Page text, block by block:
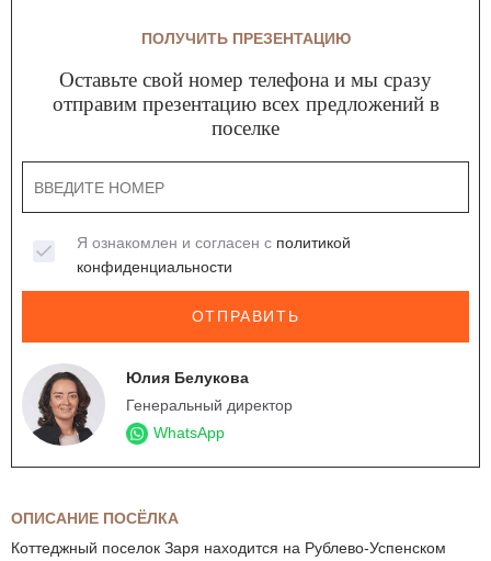
ПОЛУЧИТЬ ПРЕЗЕНТАЦИЮ
Оставьте свой номер телефона и мы сразу
отправим презентацию всех предложений в
поселке
Я ознакомлен и согласен с политикой
конфиденциальности
ОТПРАВИТЬ
Юлия Белукова
Генеральный директор
WhatsApp
ОПИСАНИЕ ПОСЁЛКА
Коттеджный поселок Заря находится на Рублево-Успенском